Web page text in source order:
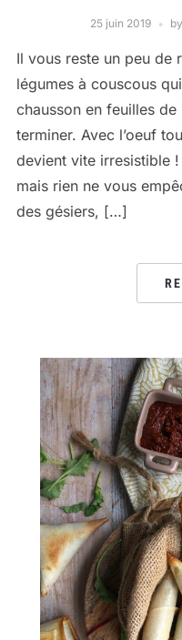
25 juin 2019 by
Il vous reste un peu de
légumes à couscous
chausson en feuilles
terminer. Avec l’oeuf
devient vite irresistible
mais rien ne vous
des gésiers, […]